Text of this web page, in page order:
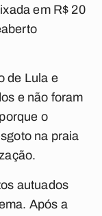
em R$ 20
de Lula e
e não foram
o
na praia
autuados
Após a